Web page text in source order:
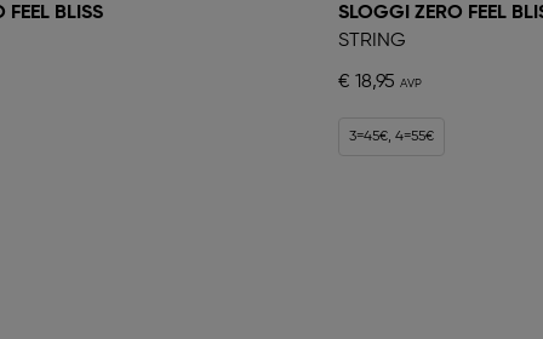
FEEL BLISS
SLOGGI ZERO FEEL
STRING
€ 18,95
3=45€, 4=55€